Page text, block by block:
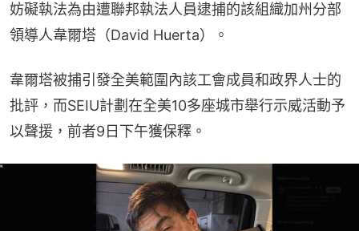
妨礙執法為由遭聯邦執法人員逮捕的該組織加州分部
領導人韋爾塔（David Huerta）。
韋爾塔被捕引發全美範圍內該工會成員和政界人士的
批評，而SEIU計劃在全美10多座城市舉行示威活動予
以聲援，前者9日下午獲保釋。